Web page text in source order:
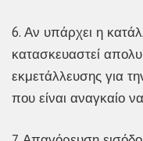
6. Αν υπάρχει η
κατασκευαστεί
εκμετάλλευσης για
που είναι αναγκαίο